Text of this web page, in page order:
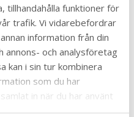
tillhandahålla funktioner för
trafik. Vi vidarebefordrar
information från din
annons- och analysföretag
kan i sin tur kombinera
som du har
in när du har använt